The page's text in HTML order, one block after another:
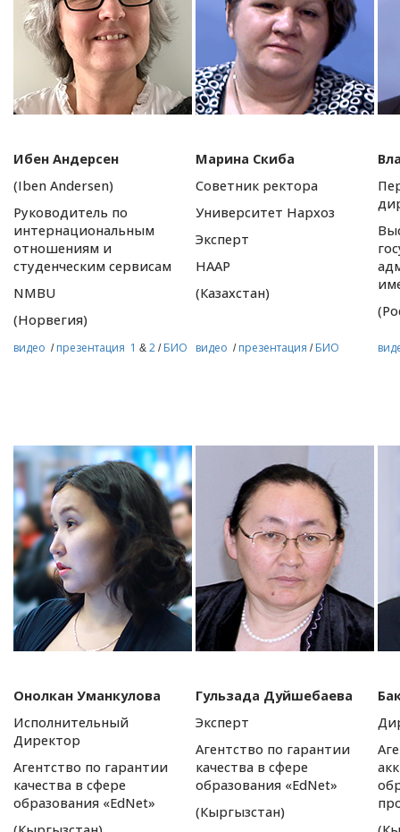
Ибен Андерсен
(Iben Andersen)
Руководитель по
интернациональным
отношениям и
студенческим сервисам
NMBU
(Норвегия)
Марина Скиба
Советник ректора
Университет Нархоз
Эксперт
НААР
(Казахстан)
видео / презентация 1 & 2 / БИО видео / презентация / БИО
Онолкан Уманкулова
Исполнительный
Директор
Агентство по гарантии
качества в сфере
образования «EdNet»
Гульзада Дуйшебаева
Эксперт
Агентство по гарантии
качества в сфере
образования «EdNet»
(Кыргызстан)